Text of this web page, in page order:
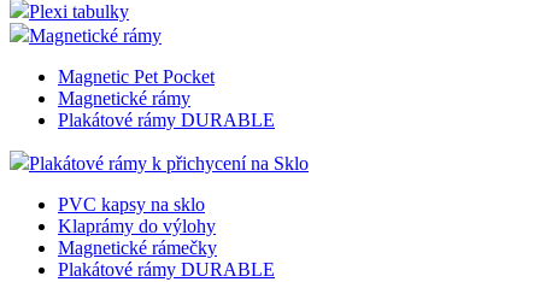
Plexi tabulky
Magnetické rámy
Magnetic Pet Pocket
Magnetické rámy
Plakátové rámy DURABLE
Plakátové rámy k přichycení na Sklo
PVC kapsy na sklo
Klaprámy do výlohy
Magnetické rámečky
Plakátové rámy DURABLE